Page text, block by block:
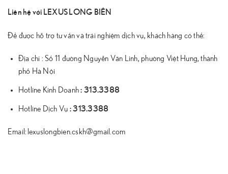
Liên hệ với LEXUS LONG BIÊN
Để được hỗ trợ tư vấn và trải nghiệm dịch vụ, khách hàng có thể:
Địa chỉ : Số 11 đường Nguyễn Văn Linh, phường Việt Hưng, thành
phố Hà Nội
Hotline Kinh Doanh:313.3388
Hotline Dịch Vụ :313.3388
Email: lexuslongbien.cskh@gmail.com